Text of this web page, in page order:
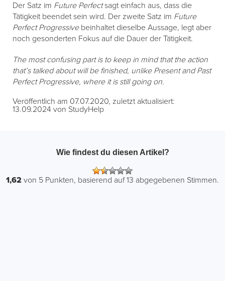
Der Satz im Future Perfectsagt einfach aus, dass die
Tätigkeit beendet sein wird. Der zweite Satz im Future
Perfect Progressivebeinhaltet dieselbe Aussage, legt aber
noch gesonderten Fokus auf die Dauer der Tätigkeit.
The most confusing part is to keep in mind that the action
that’s talked about will be finished, unlike Present and Past
Perfect Progressive, where it is still going on.
Veröffentlich am 07.07.2020, zuletzt aktualisiert:
13.09.2024 von StudyHelp
Wie findest du diesen Artikel?
1,62 von 5 Punkten, basierend auf13 abgegebenen Stimmen.